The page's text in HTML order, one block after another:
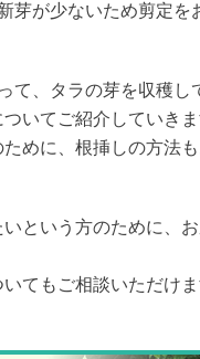
芽が少ないため剪定を
、タラの芽を収穫し
いてご紹介していきま
めに、根挿しの方法
という方のために、
てもご相談いただけ